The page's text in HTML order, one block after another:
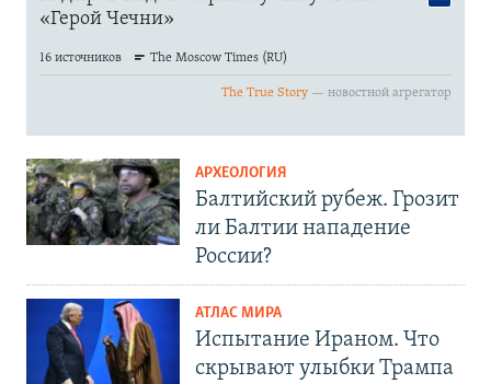
АРХЕОЛОГИЯ
Балтийский рубеж. Грозит
ли Балтии нападение
России?
АТЛАС МИРА
Испытание Ираном. Что
скрывают улыбки Трампа